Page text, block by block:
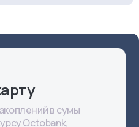
в сумы
Octobank,